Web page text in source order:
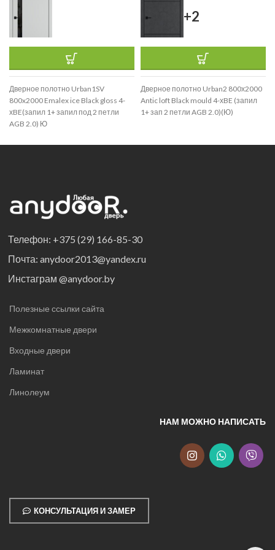
Дверное полотно Urban1SV
800x2000 Emalex ice Black gloss 4-
хBE(запил 1+ запил под 2 петли
AGB 2.0) Ю
+2
Дверное полотно Urban2 800х2000
Antic loft Black mould 4-хBE (запил
1+ зап 2 петли AGB 2.0)(Ю)
Телефон: +375 (29) 166-85-30
Почта: anydoor2013@yandex.ru
Инстаграм @anydoor.by
Полезные ссылки сайта
Межкомнатные двери
Входные двери
Ламинат
Линолеум
НАМ МОЖНО НАПИСАТЬ
КОНСУЛЬТАЦИЯ И ЗАМЕР